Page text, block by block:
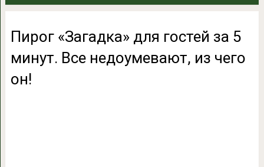
Пирог «Загадка» для гостей за 5
минут. Все недоумевают, из чего
он!